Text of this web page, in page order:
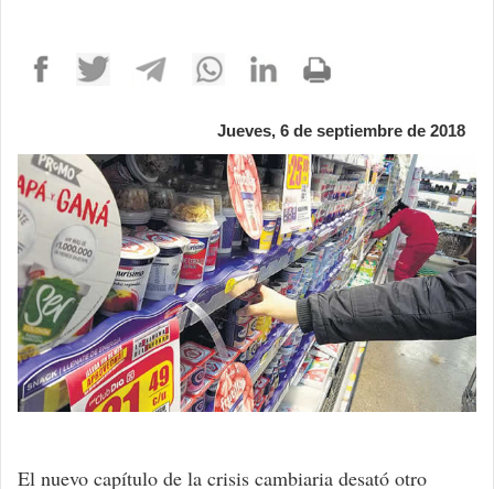
Jueves, 6 de septiembre de 2018
El nuevo capítulo de la crisis cambiaria desató otro